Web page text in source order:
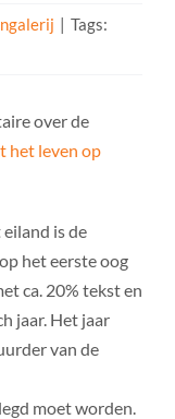
| Tags:
over de
het leven op
is de
het eerste oog
ca. 20% tekst en
jaar. Het jaar
van de
moet worden.